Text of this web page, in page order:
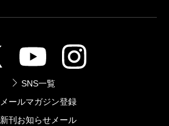
SNS一覧
メールマガジン登録
新刊お知らせメール